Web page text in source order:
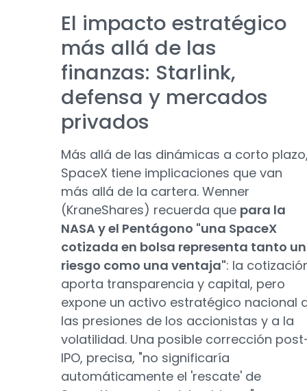
El impacto estratégico
más allá de las
finanzas: Starlink,
defensa y mercados
privados
Más allá de las dinámicas a corto
SpaceX tiene implicaciones que van
más allá de la cartera. Wenner
(KraneShares) recuerda que para la
NASA y el Pentágono "una SpaceX
cotizada en bolsa representa tanto un
riesgo como una ventaja": la
aporta transparencia y capital, pero
expone un activo estratégico nacional
las presiones de los accionistas y a la
volatilidad. Una posible corrección
IPO, precisa, "no significaría
automáticamente el 'rescate' de